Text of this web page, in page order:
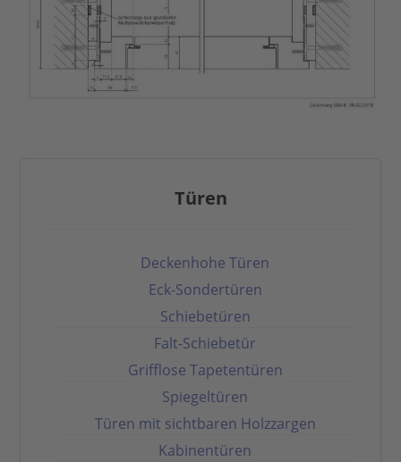
Türen
Deckenhohe Türen
Eck-Sondertüren
Schiebetüren
Falt-Schiebetür
Grifflose Tapetentüren
Spiegeltüren
Türen mit sichtbaren Holzzargen
Kabinentüren